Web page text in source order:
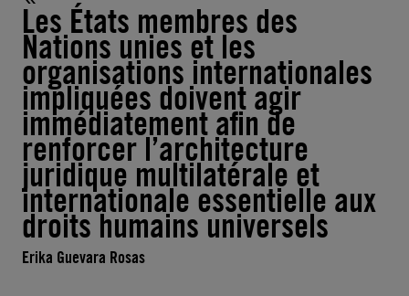
Les États membres des
Nations unies et les
organisations internationales
impliquées doivent agir
immédiatement afin de
renforcer l’architecture
juridique multilatérale et
internationale essentielle aux
droits humains universels
Erika Guevara Rosas